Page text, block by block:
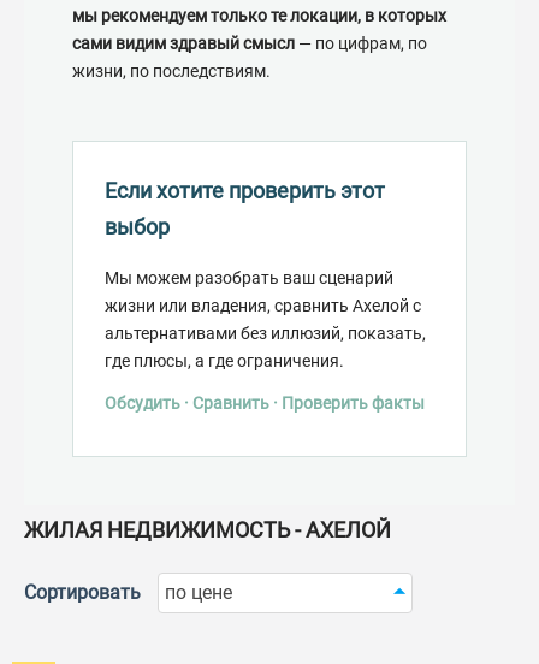
мы рекомендуем только те локации, в которых
сами видим здравый смысл — по цифрам, по
жизни, по последствиям.
Если хотите проверить этот
выбор
Мы можем разобрать ваш сценарий
жизни или владения, сравнить Ахелой с
альтернативами без иллюзий, показать,
где плюсы, а где ограничения.
Обсудить · Сравнить · Проверить факты
ЖИЛАЯ НЕДВИЖИМОСТЬ - АХЕЛОЙ
Сортировать по цене